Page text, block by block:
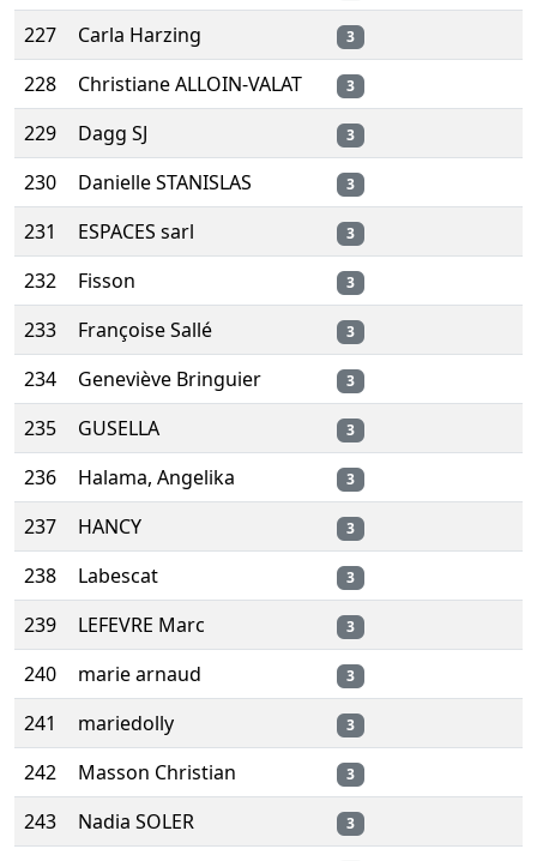
227 Carla Harzing 3
228 Christiane ALLOIN-VALAT 3
229 Dagg SJ 3
230 Danielle STANISLAS 3
231 ESPACES sarl 3
232 Fisson 3
233 Françoise Sallé 3
234 Geneviève Bringuier 3
235 GUSELLA 3
236 Halama, Angelika 3
237 HANCY 3
238 Labescat 3
239 LEFEVRE Marc 3
240 marie arnaud 3
241 mariedolly 3
242 Masson Christian 3
243 Nadia SOLER 3